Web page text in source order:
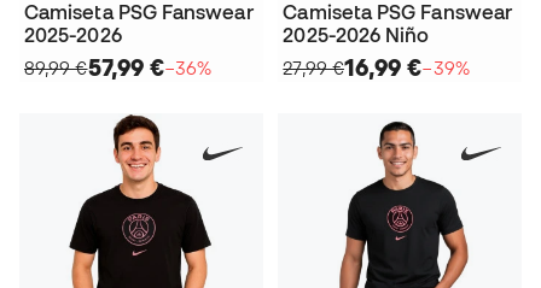
Camiseta PSG Fanswear
2025-2026
89,99 €57,99 €−36%
Camiseta PSG Fanswear
2025-2026 Niño
27,99 €16,99 €−39%